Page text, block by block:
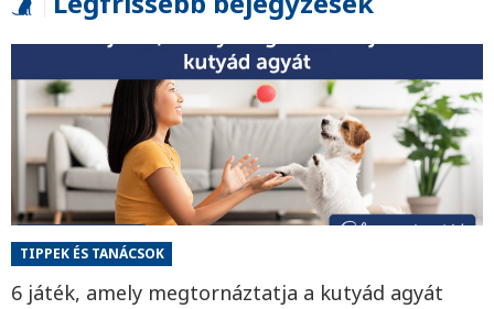
TIPPEK ÉS TANÁCSOK
6 játék, amely megtornáztatja a kutyád agyát